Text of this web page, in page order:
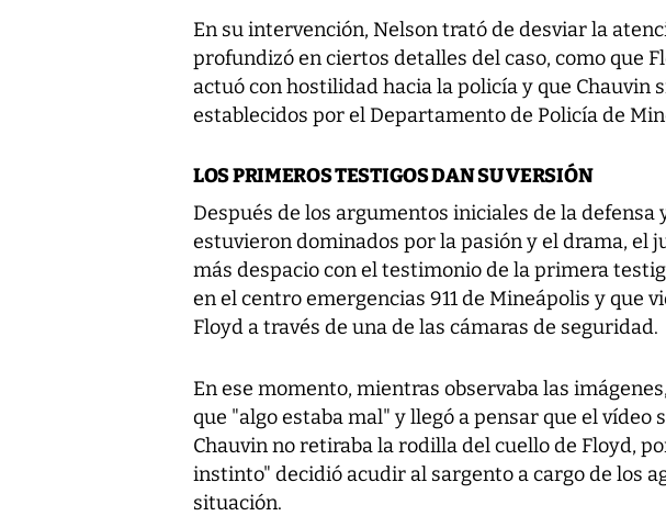
En su intervención, Nelson trató de desviar la
profundizó en ciertos detalles del caso, como que
actuó con hostilidad hacia la policía y que Chauvin
establecidos por el Departamento de Policía de
LOS PRIMEROS TESTIGOS DAN SU VERSIÓN
Después de los argumentos iniciales de la defensa
estuvieron dominados por la pasión y el drama, el
más despacio con el testimonio de la primera
en el centro emergencias 911 de Mineápolis y que
Floyd a través de una de las cámaras de seguridad.
En ese momento, mientras observaba las
que "algo estaba mal" y llegó a pensar que el vídeo
Chauvin no retiraba la rodilla del cuello de Floyd,
instinto" decidió acudir al sargento a cargo de los
situación.